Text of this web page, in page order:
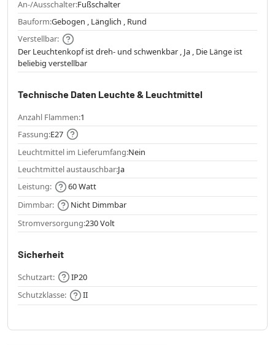
An-/Ausschalter:Fußschalter
Bauform:Gebogen , Länglich , Rund
Verstellbar:
Der Leuchtenkopf ist dreh- und schwenkbar , Ja , Die Länge ist
beliebig verstellbar
Technische Daten Leuchte & Leuchtmittel
Anzahl Flammen:1
Fassung:E27
Leuchtmittel im Lieferumfang:Nein
Leuchtmittel austauschbar:Ja
Leistung:
60 Watt
Dimmbar:
Nicht Dimmbar
Stromversorgung:230 Volt
Sicherheit
Schutzart:
IP20
Schutzklasse:
II